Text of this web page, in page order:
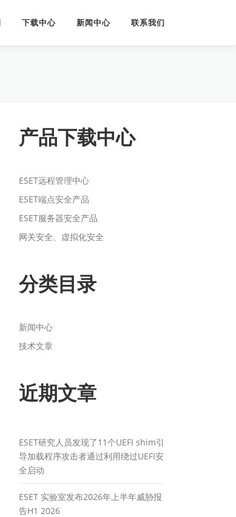
下载中心 新闻中心 联系我们
产品下载中心
ESET远程管理中心
ESET端点安全产品
ESET服务器安全产品
网关安全、虚拟化安全
分类目录
新闻中心
技术文章
近期文章
ESET研究人员发现了11个UEFI shim引
导加载程序攻击者通过利用绕过UEFI安
全启动
ESET 实验室发布2026年上半年威胁报
告H1 2026